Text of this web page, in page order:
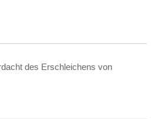
des Erschleichens von